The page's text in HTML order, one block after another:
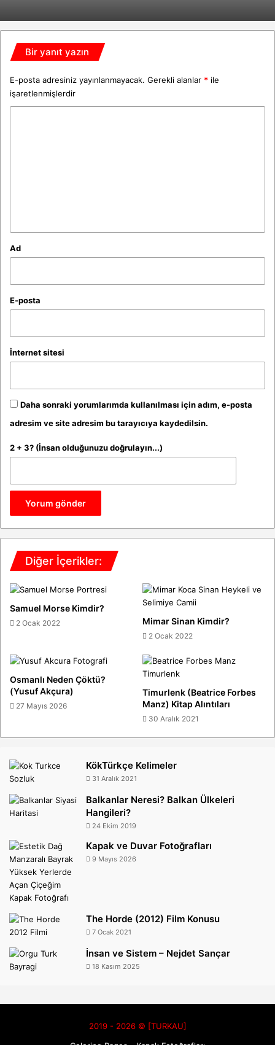
Bir yanıt yazın
E-posta adresiniz yayınlanmayacak. Gerekli alanlar * ile
işaretlenmişlerdir
Ad
E-posta
İnternet sitesi
Daha sonraki yorumlarımda kullanılması için adım, e-posta
adresim ve site adresim bu tarayıcıya kaydedilsin.
2 + 3? (İnsan olduğunuzu doğrulayın...)
Diğer İçerikler:
Samuel Morse Kimdir?
2 Ocak 2022 Mimar Sinan Kimdir?
2 Ocak 2022
Osmanlı Neden Çöktü?
(Yusuf Akçura)
27 Mayıs 2026
Timurlenk (Beatrice Forbes
Manz) Kitap Alıntıları
30 Aralık 2021
KökTürkçe Kelimeler
31 Aralık 2021
Balkanlar Neresi? Balkan Ülkeleri
Hangileri?
24 Ekim 2019
Kapak ve Duvar Fotoğrafları
9 Mayıs 2026
The Horde (2012) Film Konusu
7 Ocak 2021
İnsan ve Sistem – Nejdet Sançar
18 Kasım 2025
2019 - 2026 © [TURKAU]